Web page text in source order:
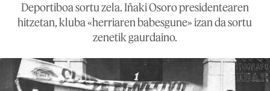
Deportiboa sortu zela. Iñaki Osoro presidentearen
hitzetan, kluba «herriaren babesgune» izan da sortu
zenetik gaurdaino.